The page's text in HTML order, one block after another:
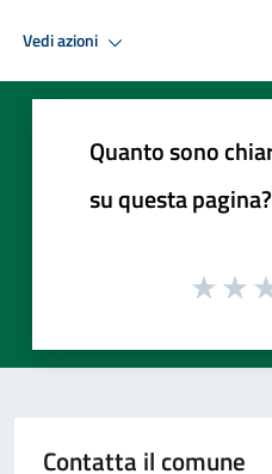
Vedi azioni
Quanto sono
su questa pagina?
Contatta il comune